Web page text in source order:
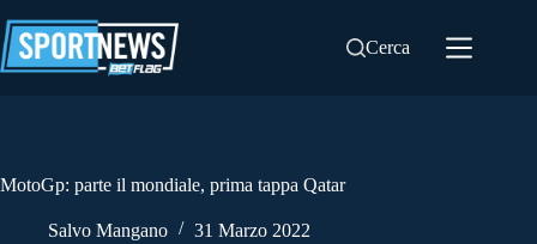
al
contenuto
Cerca
MotoGp: parte il mondiale, prima tappa Qatar
Salvo Mangano 31 Marzo 2022